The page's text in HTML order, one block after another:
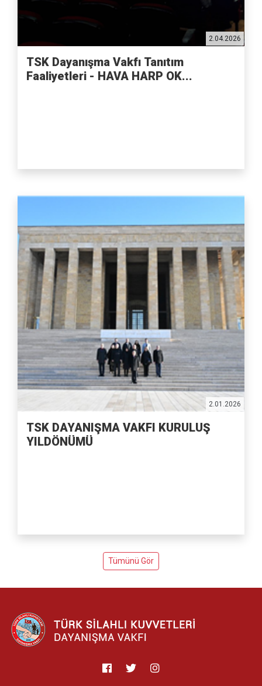
2.04.2026
TSK Dayanışma Vakfı Tanıtım
Faaliyetleri - HAVA HARP OK...
2.01.2026
TSK DAYANIŞMA VAKFI KURULUŞ
YILDÖNÜMÜ
Tümünü Gör